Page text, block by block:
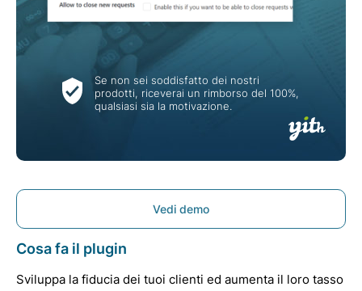
Se non sei soddisfatto dei nostri
prodotti, riceverai un rimborso del 100%,
qualsiasi sia la motivazione.
Vedi demo
Cosa fa il plugin
Sviluppa la fiducia dei tuoi clienti ed aumenta il loro tasso